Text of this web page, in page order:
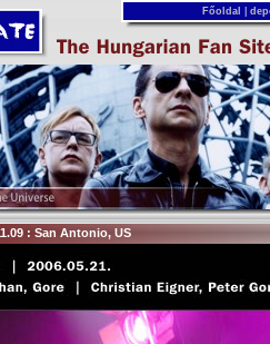
Főoldal
: San Antonio, US